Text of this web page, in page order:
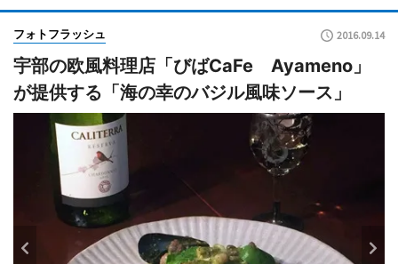
フォトフラッシュ 2016.09.14
宇部の欧風料理店「びばCaFe Ayameno」
が提供する「海の幸のバジル風味ソース」